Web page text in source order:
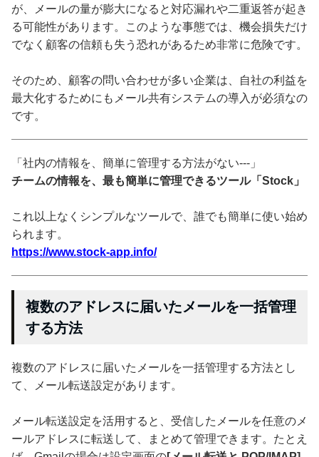
が、メールの量が膨大になると対応漏れや二重返答が起き
る可能性があります。このような事態では、機会損失だけ
でなく顧客の信頼も失う恐れがあるため非常に危険です。
そのため、顧客の問い合わせが多い企業は、自社の利益を
最大化するためにもメール共有システムの導入が必須なの
です。
「社内の情報を、簡単に管理する方法がない---」
チームの情報を、最も簡単に管理できるツール「Stock」
これ以上なくシンプルなツールで、誰でも簡単に使い始め
られます。
https://www.stock-app.info/
複数のアドレスに届いたメールを一括管理
する方法
複数のアドレスに届いたメールを一括管理する方法とし
て、メール転送設定があります。
メール転送設定を活用すると、受信したメールを任意のメ
ールアドレスに転送して、まとめて管理できます。たとえ